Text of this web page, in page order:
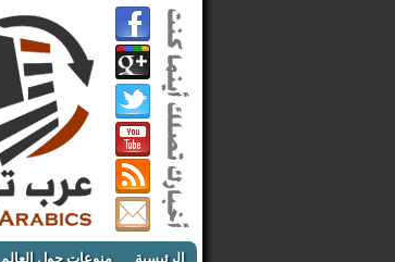
الرئيسية منوعات حول العالم